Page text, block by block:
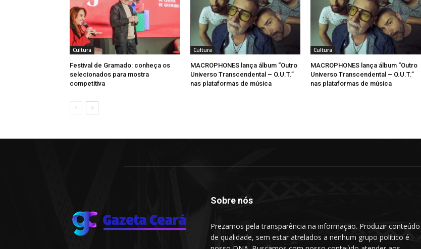
Cultura
Festival de Gramado: conheça os
selecionados para mostra
competitiva
Cultura
MACROPHONES lança álbum “Outro
Universo Transcendental – O.U.T.”
nas plataformas de música
Cultura
MACROPHONES lança álbum “Outro
Universo Transcendental – O.U.T.”
nas plataformas de música
Sobre nós
Prezamos pela transparência na informação. Produzir conteúdo
de qualidade, sem estar atrelados a nenhum grupo político é